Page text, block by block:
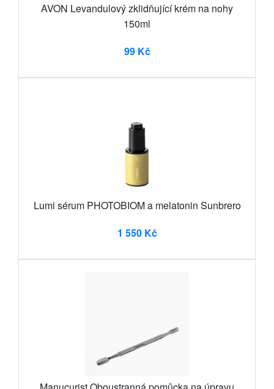
AVON Levandulový zklidňující krém na nohy
150ml
99 Kč
Lumi sérum PHOTOBIOM a melatonin Sunbrero
1 550 Kč